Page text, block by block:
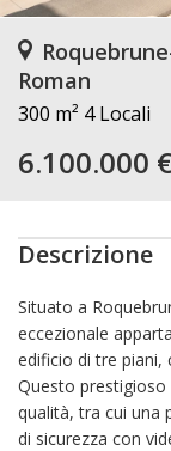
Roman
300 m² 4 Locali
6.100.000
Descrizione
Situato a
eccezionale
edificio di tre piani,
Questo prestigioso
qualità, tra cui una
di sicurezza con